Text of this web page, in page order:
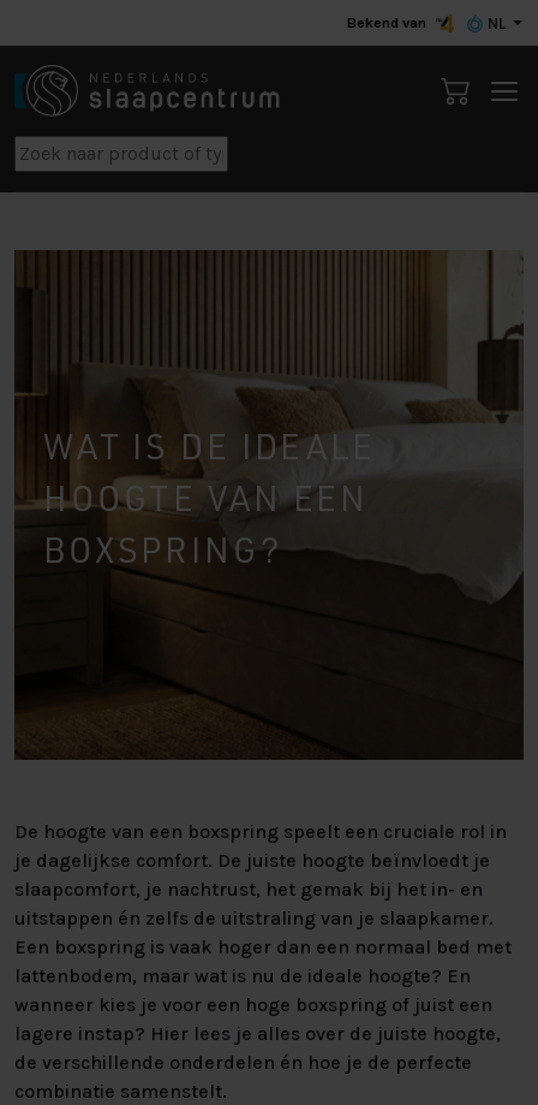
Bekend van NL
WAT IS DE IDEALE
HOOGTE VAN EEN
BOXSPRING?
De hoogte van een boxspring speelt een cruciale rol in
je dagelijkse comfort. De juiste hoogte beïnvloedt je
slaapcomfort, je nachtrust, het gemak bij het in- en
uitstappen én zelfs de uitstraling van je slaapkamer.
Een boxspring is vaak hoger dan een normaal bed met
lattenbodem, maar wat is nu de ideale hoogte? En
wanneer kies je voor een hoge boxspring of juist een
lagere instap? Hier lees je alles over de juiste hoogte,
de verschillende onderdelen én hoe je de perfecte
combinatie samenstelt.